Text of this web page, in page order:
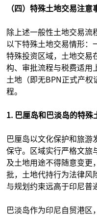
（四）特殊土地交易注意
除上述一般性土地交易流
以下特殊土地交易情形：
特殊投资区域，土地交易
构、审批流程与税费适用
土地（即无BPN正式产权
程。
1. 巴厘岛和巴淡岛的特殊
巴厘岛以文化保护和旅游
保守。区域实行严格文旅
及土地用途不得随意变更
批，土地代持行为法律风
与规划约束远高于印尼普
巴淡岛作为印尼自贸港区